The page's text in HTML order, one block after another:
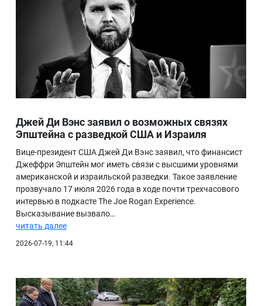
Джей Ди Вэнс заявил о возможных связях
Эпштейна с разведкой США и Израиля
Вице-президент США Джей Ди Вэнс заявил, что финансист
Джеффри Эпштейн мог иметь связи с высшими уровнями
американской и израильской разведки. Такое заявление
прозвучало 17 июля 2026 года в ходе почти трехчасового
интервью в подкасте The Joe Rogan Experience.
Высказывание вызвало…
читать далее
2026-07-19, 11:44